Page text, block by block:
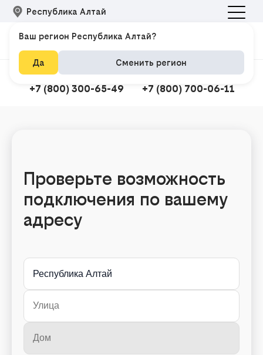
Республика Алтай
Подключить интернет
+7 (800) 300-65-49
Техподдержка
+7 (800) 700-06-11
Проверьте возможность
подключения по вашему
адресу
Республика Алтай
Ваш регион Республика Алтай?
Да Сменить регион